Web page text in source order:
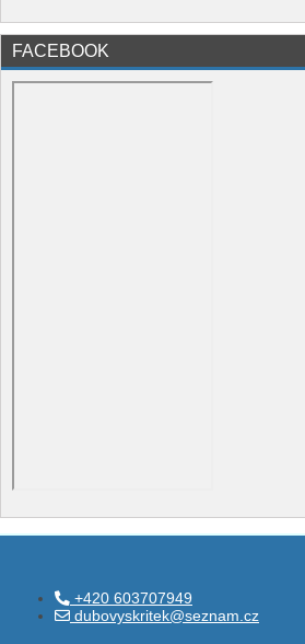
FACEBOOK
+420 603707949
dubovyskritek@seznam.cz